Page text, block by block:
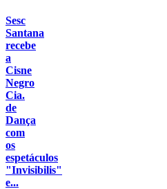
Sesc
Santana
recebe
a
Cisne
Negro
Cia.
de
Dança
com
os
espetáculos
"Invisibilis"
e...